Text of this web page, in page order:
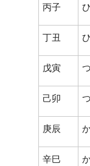
丙子
丁丑
戊寅
己卯
庚辰
辛巳